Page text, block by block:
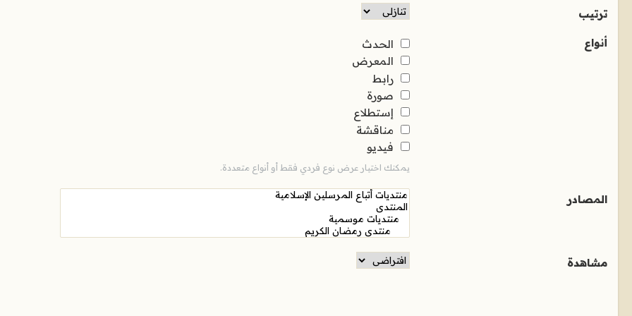
ترتيب
أنواع
الحدث
المعرض
رابط
صورة
إستطلاع
مناقشة
فيديو
يمكنك اختيار عرض نوع فردي فقط أو أنواع متعددة.
المصادر
مشاهدة